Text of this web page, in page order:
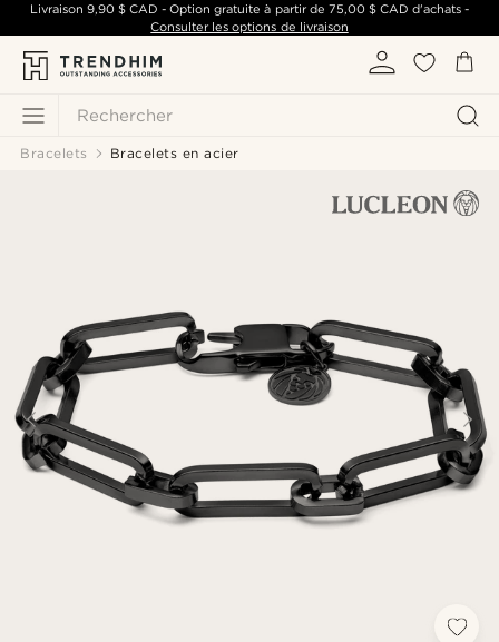
Rechercher
Livraison 9,90 $ CAD - Option gratuite à partir de 75,00 $ CAD d'achats -
Consulter les options de livraison
Bracelets Bracelets en acier